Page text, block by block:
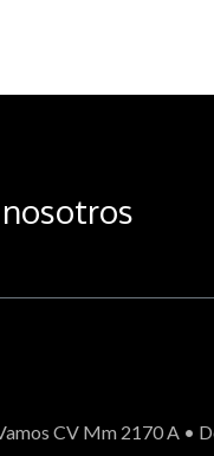
CV Mm 2170 A •